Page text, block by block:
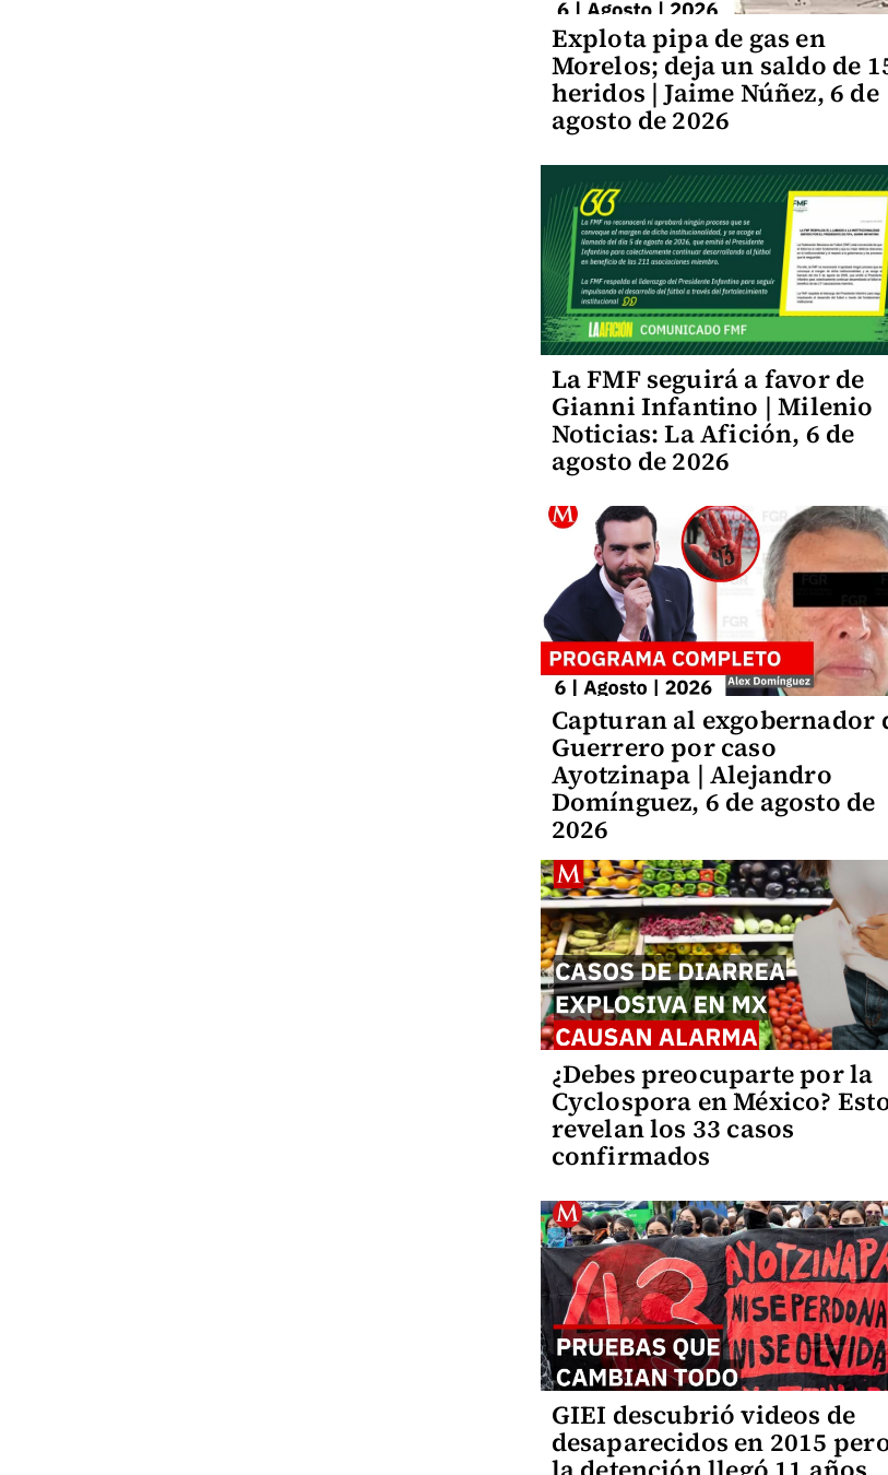
Explota pipa de gas en
Morelos; deja un saldo de
heridos | Jaime Núñez, 6 de
agosto de 2026
La FMF seguirá a favor de
Gianni Infantino | Milenio
Noticias: La Afición, 6 de
agosto de 2026
Capturan al exgobernador
Guerrero por caso
Ayotzinapa | Alejandro
Domínguez, 6 de agosto de
2026
¿Debes preocuparte por la
Cyclospora en México?
revelan los 33 casos
confirmados
GIEI descubrió videos de
desaparecidos en 2015